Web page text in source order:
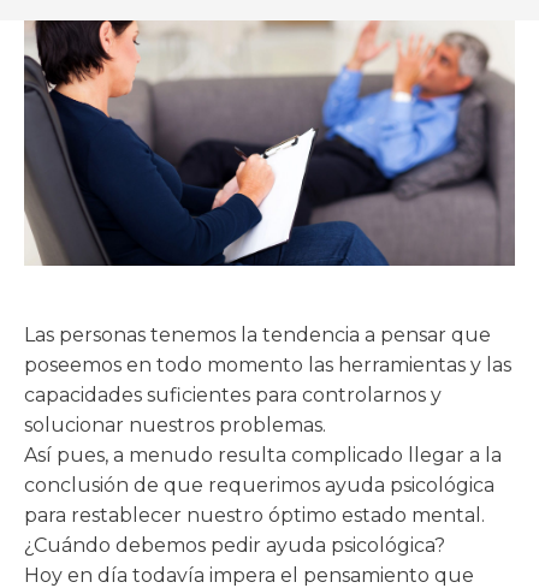
Las personas tenemos la tendencia a pensar que
poseemos en todo momento las herramientas y las
capacidades suficientes para controlarnos y
solucionar nuestros problemas.
Así pues, a menudo resulta complicado llegar a la
conclusión de que requerimos ayuda psicológica
para restablecer nuestro óptimo estado mental.
¿Cuándo debemos pedir ayuda psicológica?
Hoy en día todavía impera el pensamiento que